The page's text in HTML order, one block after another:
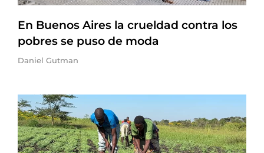
En Buenos Aires la crueldad contra los
pobres se puso de moda
Daniel Gutman